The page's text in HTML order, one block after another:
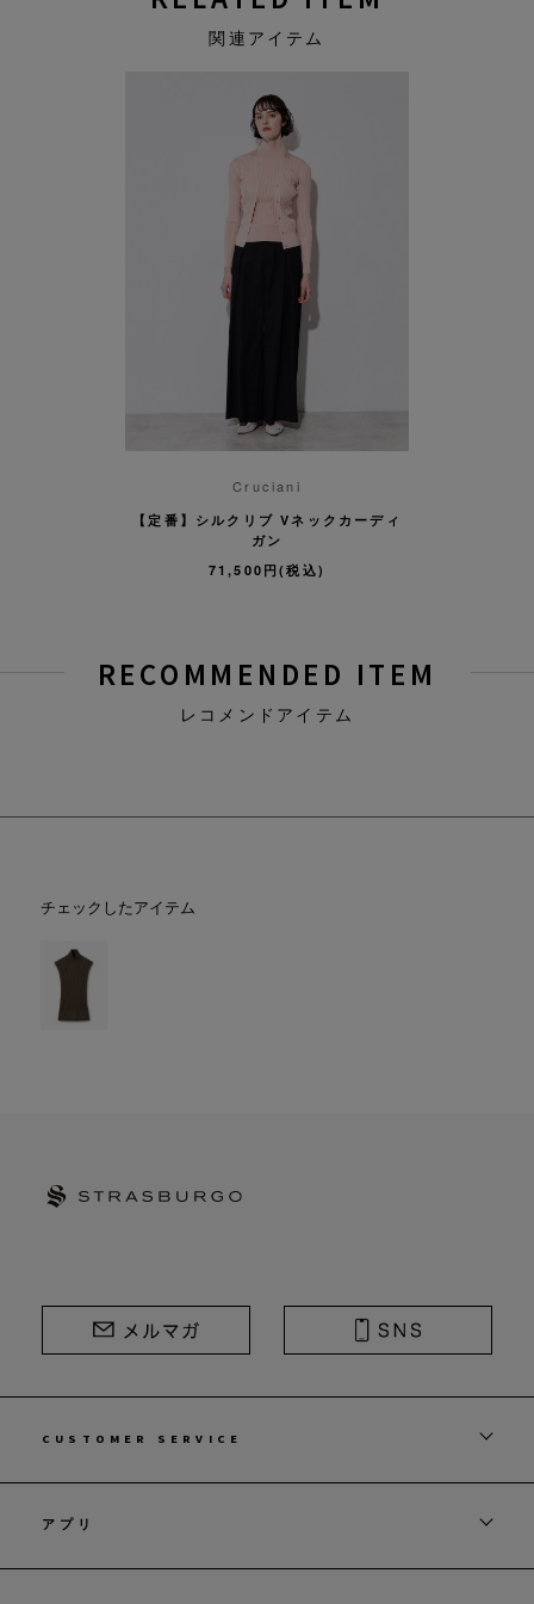
関連アイテム
Cruciani
【定番】シルクリブ Vネックカーディ
ガン
71,500円(税込)
RECOMMENDED ITEM
レコメンドアイテム
チェックしたアイテム
CUSTOMER SERVICE
アプリ